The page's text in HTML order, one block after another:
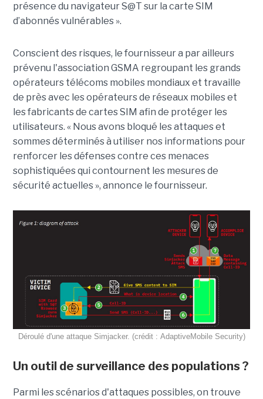
présence du navigateur S@T sur la carte SIM
d’abonnés vulnérables ».
Conscient des risques, le fournisseur a par ailleurs
prévenu l'association GSMA regroupant les grands
opérateurs télécoms mobiles mondiaux et travaille
de près avec les opérateurs de réseaux mobiles et
les fabricants de cartes SIM afin de protéger les
utilisateurs. « Nous avons bloqué les attaques et
sommes déterminés à utiliser nos informations pour
renforcer les défenses contre ces menaces
sophistiquées qui contournent les mesures de
sécurité actuelles », annonce le fournisseur.
Déroulé d'une attaque Simjacker. (crédit : AdaptiveMobile Security)
Un outil de surveillance des populations ?
Parmi les scénarios d'attaques possibles, on trouve